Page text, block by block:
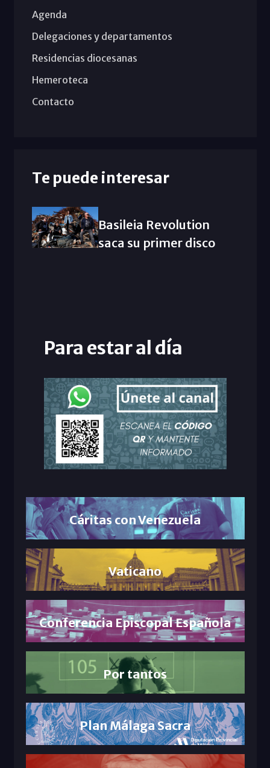
Agenda
Delegaciones y departamentos
Residencias diocesanas
Hemeroteca
Contacto
Te puede interesar
Basileia Revolution
saca su primer disco
Para estar al día
Cáritas con Venezuela
Vaticano
Conferencia Episcopal Española
Por tantos
Plan Málaga Sacra